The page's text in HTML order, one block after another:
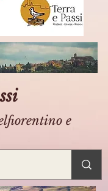
e